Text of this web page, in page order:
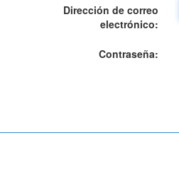
Dirección de correo
electrónico:
Contraseña: